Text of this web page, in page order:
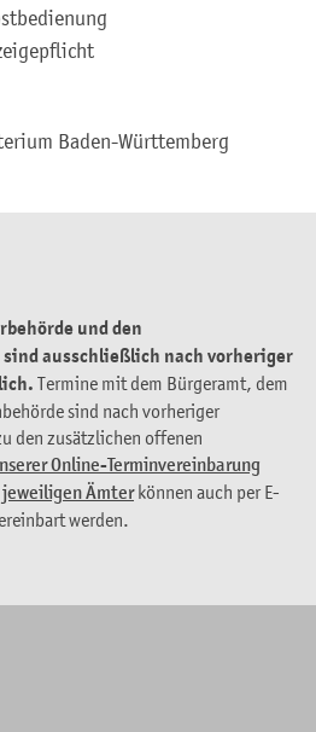
und den
ausschließlich nach vorheriger
Termine mit dem Bürgeramt, dem
sind nach vorheriger
den zusätzlichen offenen
Online-Terminvereinbarung
jeweiligen Ämterkönnen auch per E-
werden.
Baden-Württemberg